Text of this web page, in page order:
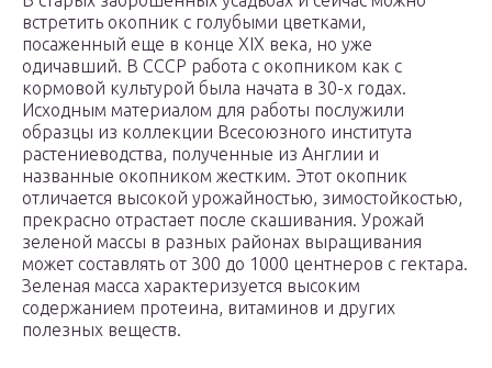
встретить окопник с голубыми цветками,
посаженный еще в конце XIX века, но уже
одичавший. В СССР работа с окопником как с
кормовой культурой была начата в 30-х годах.
Исходным материалом для работы послужили
образцы из коллекции Всесоюзного института
растениеводства, полученные из Англии и
названные окопником жестким. Этот окопник
отличается высокой урожайностью, зимостойкостью,
прекрасно отрастает после скашивания. Урожай
зеленой массы в разных районах выращивания
может составлять от 300 до 1000 центнеров с гектара.
Зеленая масса характеризуется высоким
содержанием протеина, витаминов и других
полезных веществ.